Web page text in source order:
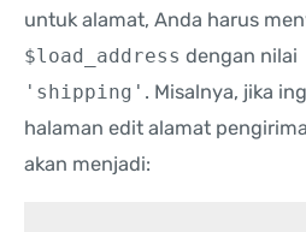
untuk alamat, Anda harus
$load_address dengan nilai
'shipping' . Misalnya, jika
halaman edit alamat
akan menjadi: